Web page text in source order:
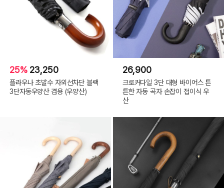
25% 23,250
플라우나 초발수 자외선차단 블랙
3단자동우양산 겸용 (우양산)
26,900
크로커다일 3단 대형 바이어스 튼
튼한 자동 곡자 손잡이 접이식 우
산